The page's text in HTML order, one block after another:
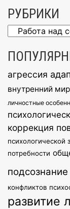
РУБРИКИ
Рубрики
агрессия
внутренний мир
личностные
коррекция
психологической
потребности
подсознание
конфликтов
развитие